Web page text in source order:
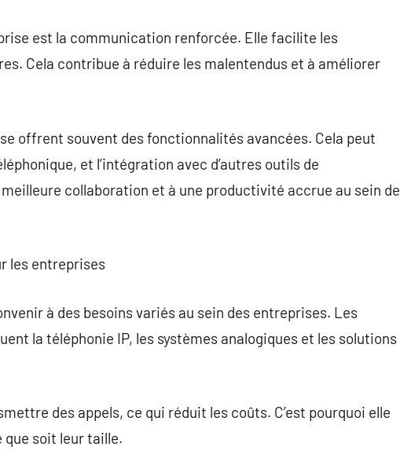
est la communication renforcée. Elle facilite les
Cela contribue à réduire les malentendus et à améliorer
offrent souvent des fonctionnalités avancées. Cela peut
et l’intégration avec d’autres outils de
collaboration et à une productivité accrue au sein de
les entreprises
à des besoins variés au sein des entreprises. Les
la téléphonie IP, les systèmes analogiques et les solutions
des appels, ce qui réduit les coûts. C’est pourquoi elle
que soit leur taille.